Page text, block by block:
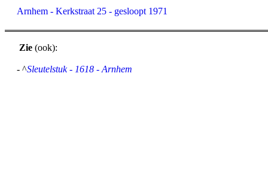
Arnhem - Kerkstraat 25 - gesloopt 1971
Zie (ook):
- ^Sleutelstuk - 1618 - Arnhem